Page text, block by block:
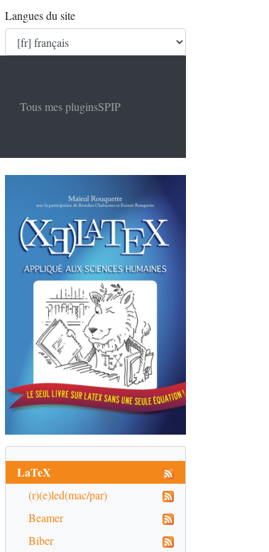
Langues du site
Tous mes pluginsSPIP
LaTeX
(r)(e)led(mac/par)
Beamer
Biber